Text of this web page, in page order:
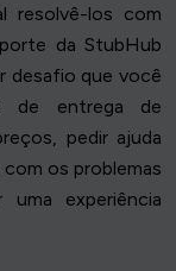
resolvê-los com
da StubHub
desafio que você
de entrega de
pedir ajuda
os problemas
experiência